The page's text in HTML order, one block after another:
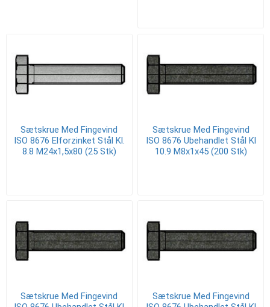
Sætskrue Med Fingevind
ISO 8676 Elforzinket Stål Kl.
8.8 M24x1,5x80 (25 Stk)
Sætskrue Med Fingevind
ISO 8676 Ubehandlet Stål Kl
10.9 M8x1x45 (200 Stk)
Sætskrue Med Fingevind
Sætskrue Med Fingevind